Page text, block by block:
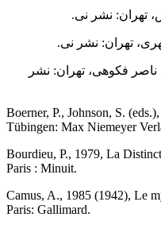
ترجمه ناصر فکوهی، تهران: نشر
Boerner, P., Johnson, S.
Tübingen: Max Niemeyer
Bourdieu, P., 1979, La
Paris : Minuit.
Camus, A., 1985 (1942), Le
Paris: Gallimard.